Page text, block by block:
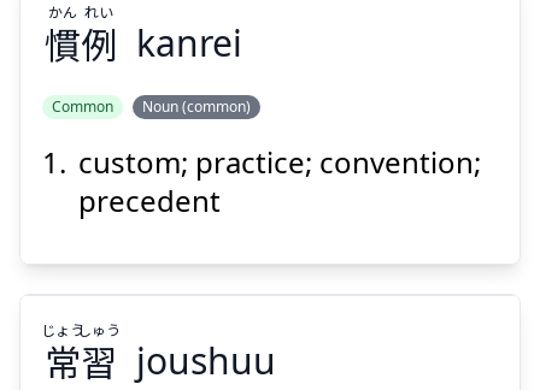
かん
れい
慣例
かん れい
kanrei
Common Noun (common)
custom; practice; convention;
precedent
常習
じょうしゅう
joushuu